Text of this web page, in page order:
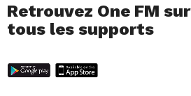
Retrouvez One FM sur
tous les supports